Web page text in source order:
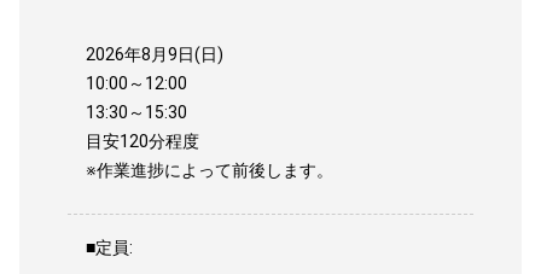
2026年8月9日(日)
10:00～12:00
13:30～15:30
目安120分程度
※作業進捗によって前後します。
■定員: